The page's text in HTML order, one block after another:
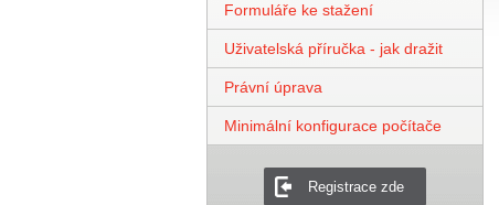
Formuláře ke stažení
Uživatelská příručka - jak dražit
Právní úprava
Minimální konfigurace počítače
Registrace zde